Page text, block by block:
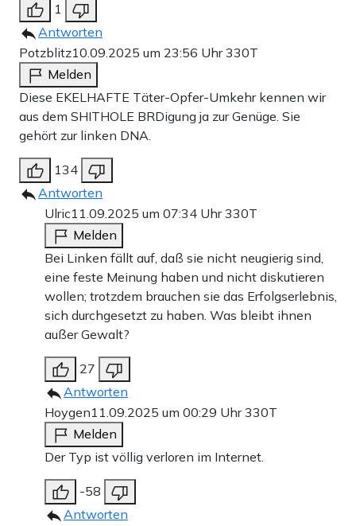
1
Antworten
Potzblitz10.09.2025 um 23:56 Uhr330T
Melden
Diese EKELHAFTE Täter-Opfer-Umkehr kennen wir
aus dem SHITHOLE BRDigung ja zur Genüge. Sie
gehört zur linken DNA.
134
Antworten
Ulric11.09.2025 um 07:34 Uhr330T
Melden
Bei Linken fällt auf, daß sie nicht neugierig sind,
eine feste Meinung haben und nicht diskutieren
wollen; trotzdem brauchen sie das Erfolgserlebnis,
sich durchgesetzt zu haben. Was bleibt ihnen
außer Gewalt?
27
Antworten
Hoygen11.09.2025 um 00:29 Uhr330T
Melden
Der Typ ist völlig verloren im Internet.
-58
Antworten